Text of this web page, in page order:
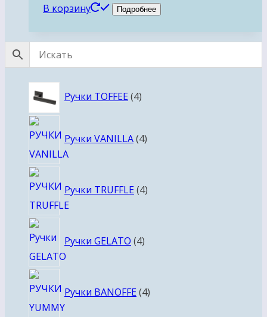
В корзину Подробнее
Ручки TOFFEE 44
Ручки VANILLA 4товара
Ручки TRUFFLE 4товара
Ручки GELATO 4товара
Ручки BANOFFE 4товара